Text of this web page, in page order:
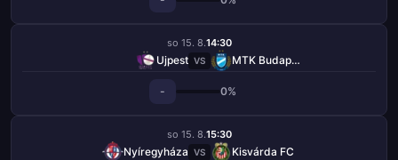
so 15. 8.14:30
Ujpest VS MTK Budapešť
- 0%
so 15. 8.15:30
Nyíregyháza VS Kisvárda FC